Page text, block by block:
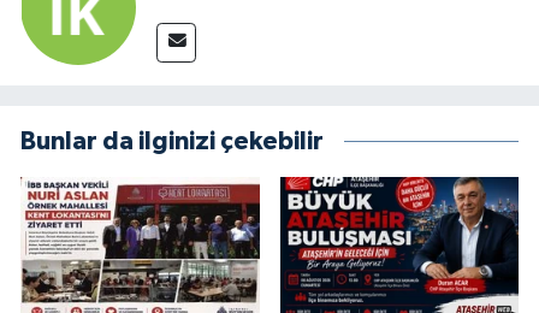
Bunlar da ilginizi çekebilir